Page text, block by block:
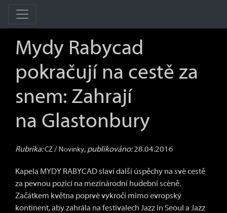
Mydy Rabycad
pokračují na cestě za
snem: Zahrají
na Glastonbury
Rubrika:CZ/ Novinky, publikováno:28.04.2016
Kapela MYDY RABYCAD slaví další úspěchy na své cestě
za pevnou pozicí na mezinárodní hudební scéně.
Začátkem května poprvé vykročí mimo evropský
kontinent, aby zahrála na festivalech Jazz in Seoul a Jazz